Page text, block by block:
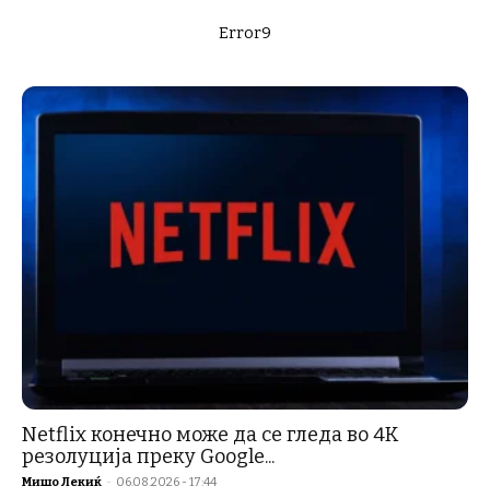
Error9
Netflix конечно може да се гледа во 4K
резолуција преку Google...
Мишо Лекиќ - 06.08.2026 - 17:44